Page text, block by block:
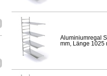
Aluminiumregal
mm, Länge 1025